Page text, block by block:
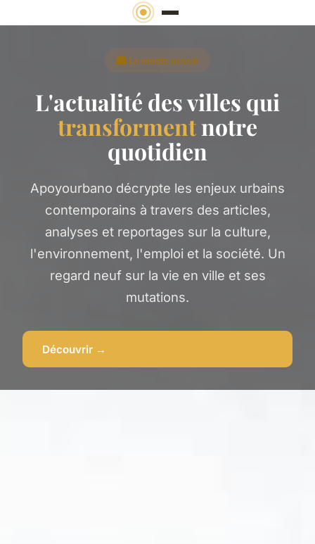
🏙️ Le média urbain
L'actualité des villes qui
transformentnotre
quotidien
Apoyourbano décrypte les enjeux urbains
contemporains à travers des articles,
analyses et reportages sur la culture,
l'environnement, l'emploi et la société. Un
regard neuf sur la vie en ville et ses
mutations.
Découvrir →